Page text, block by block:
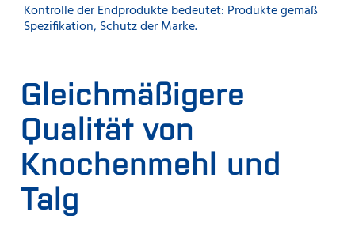
Kontrolle der Endprodukte bedeutet: Produkte gemäß
Spezifikation, Schutz der Marke.
Gleichmäßigere
Qualität von
Knochenmehl und
Talg